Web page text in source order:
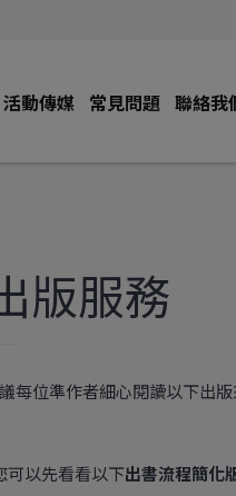
活動傳媒 常見問題 聯絡我
版服務
位準作者細心閱讀以下出
可以先看看以下出書流程簡化